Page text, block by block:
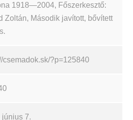
1918—2004, Főszerkesztő:
Zoltán, Második javított, bővített
csemadok.sk/?p=125840
június 7.